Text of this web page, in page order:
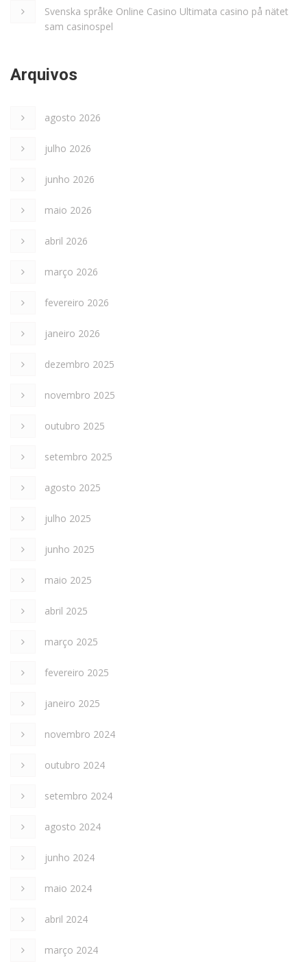
Svenska språke Online Casino Ultimata casino på nätet
sam casinospel
Arquivos
agosto 2026
julho 2026
junho 2026
maio 2026
abril 2026
março 2026
fevereiro 2026
janeiro 2026
dezembro 2025
novembro 2025
outubro 2025
setembro 2025
agosto 2025
julho 2025
junho 2025
maio 2025
abril 2025
março 2025
fevereiro 2025
janeiro 2025
novembro 2024
outubro 2024
setembro 2024
agosto 2024
junho 2024
maio 2024
abril 2024
março 2024